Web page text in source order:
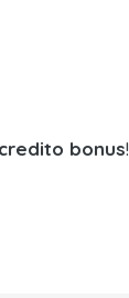
bonus!